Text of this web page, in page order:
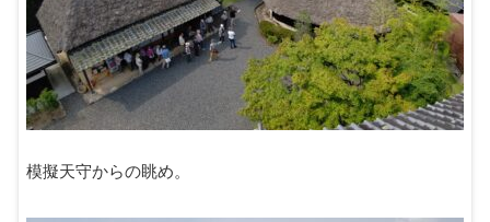
模擬天守からの眺め。